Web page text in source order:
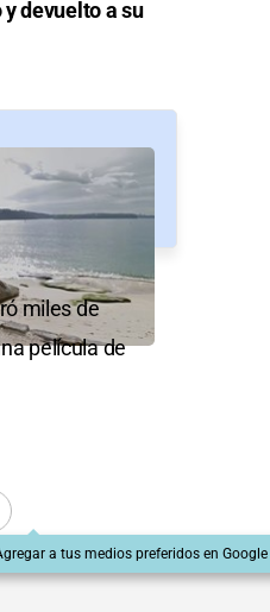
devuelto a su
miles de
película de
a tus medios preferidos en Google